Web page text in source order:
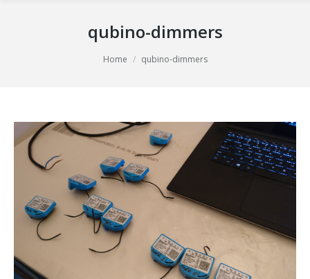
qubino-dimmers
Home qubino-dimmers